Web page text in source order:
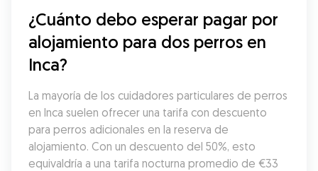
¿Cuánto debo esperar pagar por
alojamiento para dos perros en
Inca?
La mayoría de los cuidadores particulares de perros
en Inca suelen ofrecer una tarifa con descuento
para perros adicionales en la reserva de
alojamiento. Con un descuento del 50%, esto
equivaldría a una tarifa nocturna promedio de €33